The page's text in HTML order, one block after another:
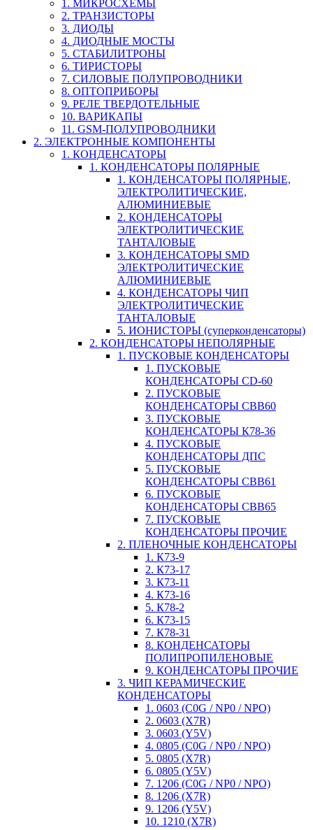
1. МИКРОСХЕМЫ
2. ТРАНЗИСТОРЫ
3. ДИОДЫ
4. ДИОДНЫЕ МОСТЫ
5. СТАБИЛИТРОНЫ
6. ТИРИСТОРЫ
7. СИЛОВЫЕ ПОЛУПРОВОДНИКИ
8. ОПТОПРИБОРЫ
9. РЕЛЕ ТВЕРДОТЕЛЬНЫЕ
10. ВАРИКАПЫ
11. GSM-ПОЛУПРОВОДНИКИ
2. ЭЛЕКТРОННЫЕ КОМПОНЕНТЫ
1. КОНДЕНСАТОРЫ
1. КОНДЕНСАТОРЫ ПОЛЯРНЫЕ
1. КОНДЕНСАТОРЫ ПОЛЯРНЫЕ,
ЭЛЕКТРОЛИТИЧЕСКИЕ,
АЛЮМИНИЕВЫЕ
2. КОНДЕНСАТОРЫ
ЭЛЕКТРОЛИТИЧЕСКИЕ
ТАНТАЛОВЫЕ
3. КОНДЕНСАТОРЫ SMD
ЭЛЕКТРОЛИТИЧЕСКИЕ
АЛЮМИНИЕВЫЕ
4. КОНДЕНСАТОРЫ ЧИП
ЭЛЕКТРОЛИТИЧЕСКИЕ
ТАНТАЛОВЫЕ
5. ИОНИСТОРЫ (суперконденсаторы)
2. КОНДЕНСАТОРЫ НЕПОЛЯРНЫЕ
1. ПУСКОВЫЕ КОНДЕНСАТОРЫ
1. ПУСКОВЫЕ
КОНДЕНСАТОРЫ CD-60
2. ПУСКОВЫЕ
КОНДЕНСАТОРЫ CBB60
3. ПУСКОВЫЕ
КОНДЕНСАТОРЫ К78-36
4. ПУСКОВЫЕ
КОНДЕНСАТОРЫ ДПС
5. ПУСКОВЫЕ
КОНДЕНСАТОРЫ CBB61
6. ПУСКОВЫЕ
КОНДЕНСАТОРЫ CBB65
7. ПУСКОВЫЕ
КОНДЕНСАТОРЫ ПРОЧИЕ
2. ПЛЕНОЧНЫЕ КОНДЕНСАТОРЫ
1. К73-9
2. К73-17
3. К73-11
4. К73-16
5. К78-2
6. К73-15
7. К78-31
8. КОНДЕНСАТОРЫ
ПОЛИПРОПИЛЕНОВЫЕ
9. КОНДЕНСАТОРЫ ПРОЧИЕ
3. ЧИП КЕРАМИЧЕСКИЕ
КОНДЕНСАТОРЫ
1. 0603 (C0G / NP0 / NPO)
2. 0603 (X7R)
3. 0603 (Y5V)
4. 0805 (C0G / NP0 / NPO)
5. 0805 (X7R)
6. 0805 (Y5V)
7. 1206 (C0G / NP0 / NPO)
8. 1206 (X7R)
9. 1206 (Y5V)
10. 1210 (X7R)